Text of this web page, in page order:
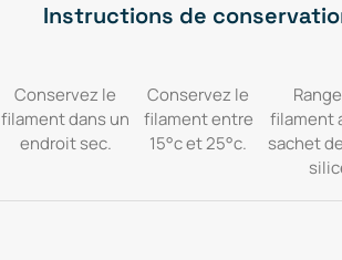
Instructions de
Conservez le
filament dans un
endroit sec.
Conservez le
filament entre
15°c et 25°c.
filament
sachet